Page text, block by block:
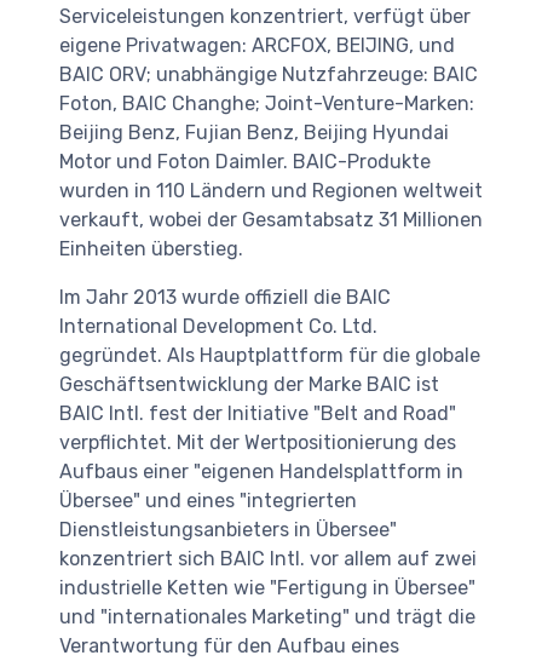
Serviceleistungen konzentriert, verfügt über
eigene Privatwagen: ARCFOX, BEIJING, und
BAIC ORV; unabhängige Nutzfahrzeuge: BAIC
Foton, BAIC Changhe; Joint-Venture-Marken:
Beijing Benz, Fujian Benz, Beijing Hyundai
Motor und Foton Daimler. BAIC-Produkte
wurden in 110 Ländern und Regionen weltweit
verkauft, wobei der Gesamtabsatz 31 Millionen
Einheiten überstieg.
Im Jahr 2013 wurde offiziell die BAIC
International Development Co. Ltd.
gegründet. Als Hauptplattform für die globale
Geschäftsentwicklung der Marke BAIC ist
BAIC Intl. fest der Initiative "Belt and Road"
verpflichtet. Mit der Wertpositionierung des
Aufbaus einer "eigenen Handelsplattform in
Übersee" und eines "integrierten
Dienstleistungsanbieters in Übersee"
konzentriert sich BAIC Intl. vor allem auf zwei
industrielle Ketten wie "Fertigung in Übersee"
und "internationales Marketing" und trägt die
Verantwortung für den Aufbau eines